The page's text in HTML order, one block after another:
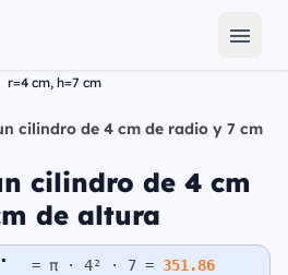
r=4 cm, h=7 cm
cilindro de 4 cm de radio y 7 cm
cilindro de 4 cm
de altura
= π · 4² · 7 =351.86